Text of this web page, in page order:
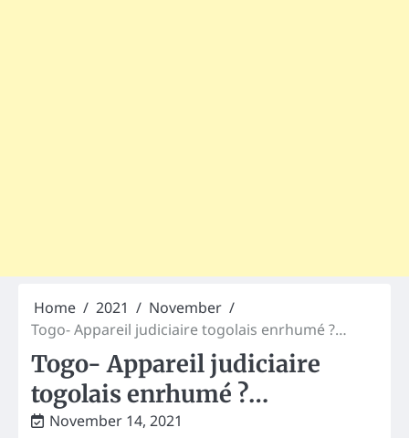
Home 2021
November
Togo- Appareil judiciaire togolais enrhumé ?…
Togo- Appareil judiciaire
togolais enrhumé ?…
November 14, 2021